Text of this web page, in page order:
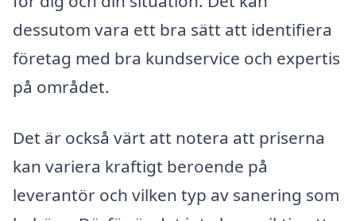
dessutom vara ett bra sätt att identifiera
företag med bra kundservice och expertis
på området.
Det är också värt att notera att priserna
kan variera kraftigt beroende på
leverantör och vilken typ av sanering som